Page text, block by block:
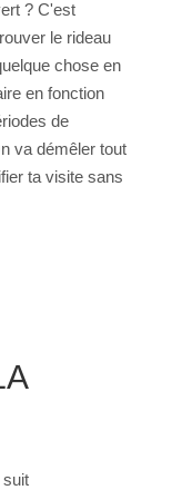
? C'est
le rideau
chose en
en fonction
de
va démêler tout
ta visite sans
suit